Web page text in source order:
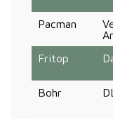
Pacman
Fritop
Bohr